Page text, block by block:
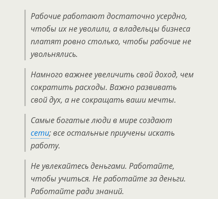
Рабочие работают достаточно усердно,
чтобы их не уволили, а владельцы бизнеса
платят ровно столько, чтобы рабочие не
увольнялись.
Намного важнее увеличить свой доход, чем
сократить расходы. Важно развивать
свой дух, а не сокращать ваши мечты.
Самые богатые люди в мире создают
сети; все остальные приучены искать
работу.
Не увлекайтесь деньгами. Работайте,
чтобы учиться. Не работайте за деньги.
Работайте ради знаний.